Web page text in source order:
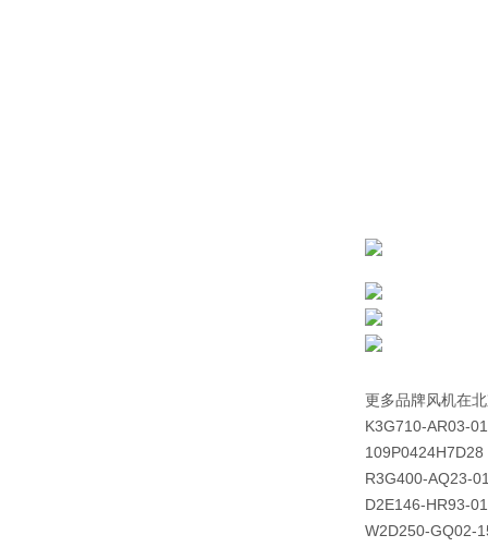
更多品牌风机在
K3G710-AR03-01
109P0424H7D28
R3G400-AQ23-
D2E146-HR93-01
W2D250-GQ02-